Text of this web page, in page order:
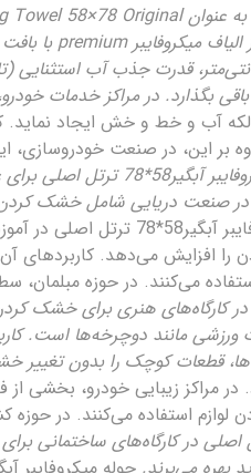
بگذارد. در مراکز خدمات
آب و خط و خش ایجاد نماید.
این، در صنعت خودروسازی،
حوله میکروفایبر
صنعت دریایی شامل خشک کردن
حوله میکروفایبر
افزایش می‌دهد. کاربردهای
می‌کنند. در حوزه
آبگیر58*78 ترتل اصلی در کارگاه‌های
مانند دوچرخه‌ها است.
قطعات کوچک را بدون تغییر
مراکز زیبایی خودرو،
استفاده می‌کنند. در
آبگیر58*78 ترتل اصلی در